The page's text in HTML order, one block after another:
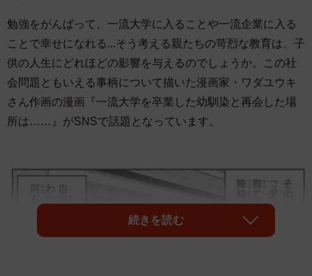
勉強をがんばって、一流大学に入ることや一流企業に入る
ことで幸せになれる...そう考える親たちの苛烈な教育は、子
供の人生にどれほどの影響を与えるのでしょうか。この社
会問題ともいえる事柄について描いた漫画家・ワダユウキ
さん作画の漫画『一流大学を卒業した幼馴染と再会した場
所は……』がSNSで話題となっています。
続きを読む